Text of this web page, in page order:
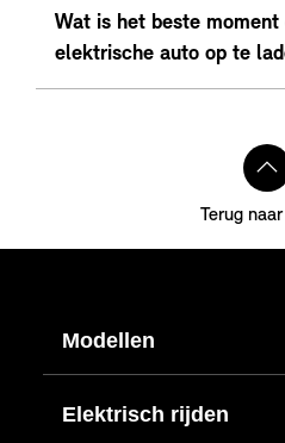
Wat is het beste moment
elektrische auto op te
Terug
Modellen
Elektrisch rijden